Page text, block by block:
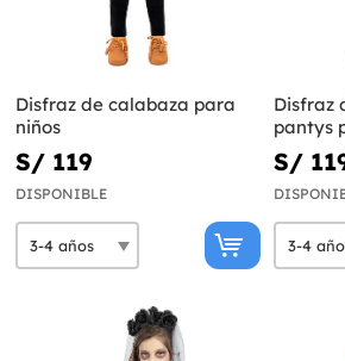
Disfraz de calabaza para
niños
S/ 119
DISPONIBLE
Disfraz
pantys
S/